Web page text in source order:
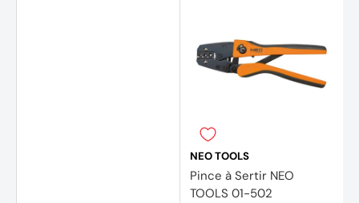
NEO TOOLS
Pince à Sertir NEO
TOOLS 01-502